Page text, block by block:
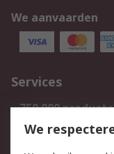
We aanvaarden
Services
750.000
Bestellen
We